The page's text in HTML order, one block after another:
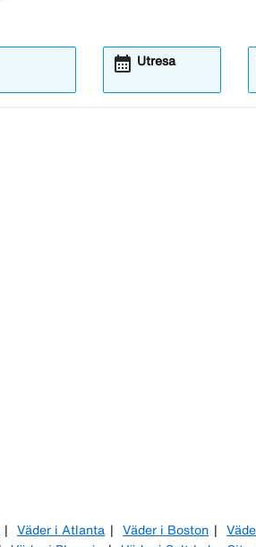
Utresa
calendar_month
Väder i Atlanta Väder i Boston